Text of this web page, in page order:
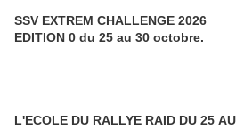
SSV EXTREM CHALLENGE 2026
EDITION 0 du 25 au 30 octobre.
L'ECOLE DU RALLYE RAID DU 25 AU